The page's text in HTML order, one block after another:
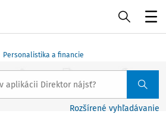
Personalistika a financie
Rozšírené vyhľadávanie